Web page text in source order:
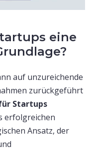
eine
auf unzureichende
zurückgeführt
Startups
erfolgreichen
Ansatz, der